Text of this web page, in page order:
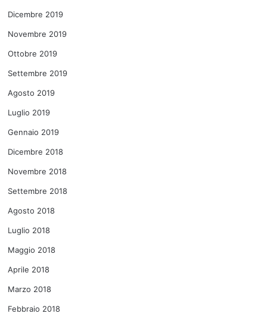
Dicembre 2019
Novembre 2019
Ottobre 2019
Settembre 2019
Agosto 2019
Luglio 2019
Gennaio 2019
Dicembre 2018
Novembre 2018
Settembre 2018
Agosto 2018
Luglio 2018
Maggio 2018
Aprile 2018
Marzo 2018
Febbraio 2018